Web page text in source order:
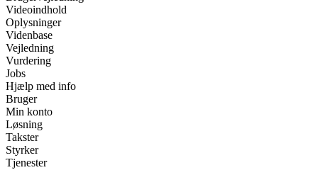
Videoindhold
Oplysninger
Videnbase
Vejledning
Vurdering
Jobs
Hjælp med info
Bruger
Min konto
Løsning
Takster
Styrker
Tjenester